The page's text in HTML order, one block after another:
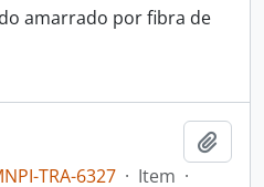
amarrado por fibra de
TRA-6327 · Item ·